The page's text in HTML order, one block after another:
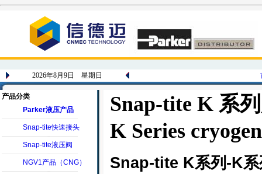
2026年8月9日 星期日
产品分类
Parker液压产品
Snap-tite快速接头
Snap-tite液压阀
NGV1产品（CNG）
Snap-tite K 系
K Series
Snap-tite K系列-K系